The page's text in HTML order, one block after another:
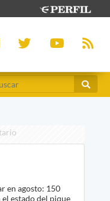
en agosto: 150
estado del pique